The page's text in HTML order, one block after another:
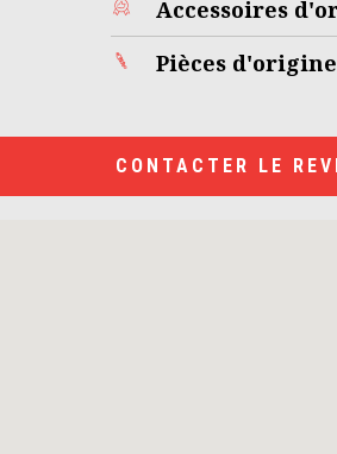
Accessoires
Pièces d'origine
CONTACTER LE